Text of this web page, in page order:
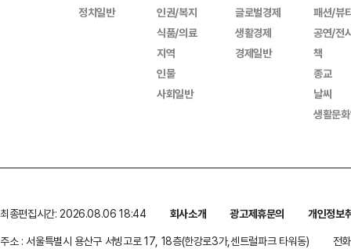
정치일반
인권/복지
식품/의료
지역
인물
사회일반
글로벌경제
생활경제
경제일반
패션/뷰
공연/전
책
종교
날씨
생활문
최종편집시간: 2026.08.06 18:44 회사소개 광고제휴문의
개인정보
주소 : 서울특별시 용산구 서빙고로 17, 18층(한강로3가,센트럴파크 타워동)
전